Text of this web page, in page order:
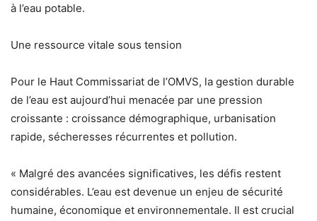
à l’eau potable.
Une ressource vitale sous tension
Pour le Haut Commissariat de l’OMVS, la gestion durable
de l’eau est aujourd’hui menacée par une pression
croissante : croissance démographique, urbanisation
rapide, sécheresses récurrentes et pollution.
« Malgré des avancées significatives, les défis restent
considérables. L’eau est devenue un enjeu de sécurité
humaine, économique et environnementale. Il est crucial